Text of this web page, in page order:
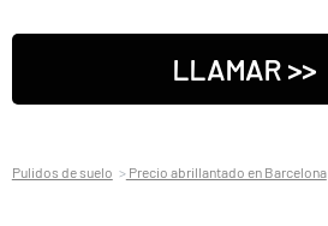
LLAMAR >>
Pulidos de suelo Precio abrillantado en Barcelona